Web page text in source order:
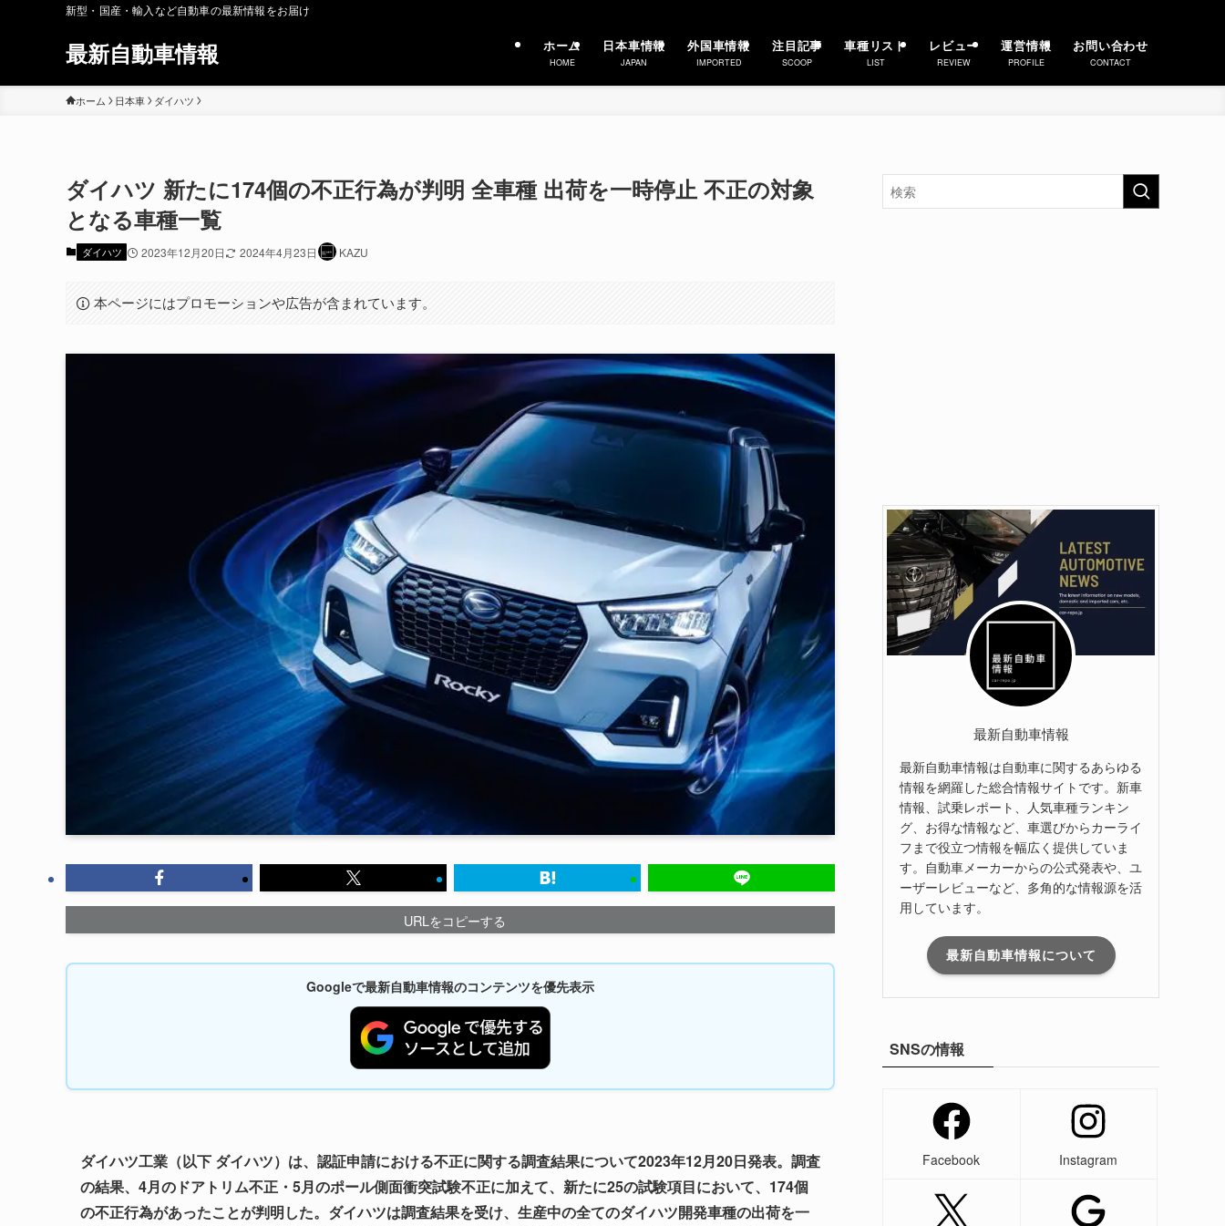
新型・国産・輸入など自動車の最新情報をお届け
最新自動車情報 ホーム
HOME
日本車情報
JAPAN
外国車情報
IMPORTED
注目記事
SCOOP
車種リスト
LIST
レビュー
REVIEW
運営情報
PROFILE
お問い合わせ
CONTACT
ホーム 日本車 ダイハツ
ダイハツ 新たに174個の不正行為が判明 全車種 出荷を一時停止 不正の対象
となる車種一覧
ダイハツ 2023年12月20日 2024年4月23日 KAZU
本ページにはプロモーションや広告が含まれています。
URLをコピーする
Googleで最新自動車情報のコンテンツを優先表示
ダイハツ工業（以下 ダイハツ）は、認証申請における不正に関する調査結果について2023年12月20日発表。調査
の結果、4月のドアトリム不正・5月のポール側面衝突試験不正に加えて、新たに25の試験項目において、174個
の不正行為があったことが判明した。ダイハツは調査結果を受け、生産中の全てのダイハツ開発車種の出荷を一
最新自動車情報
最新自動車情報は自動車に関するあらゆる
情報を網羅した総合情報サイトです。新車
情報、試乗レポート、人気車種ランキン
グ、お得な情報など、車選びからカーライ
フまで役立つ情報を幅広く提供していま
す。自動車メーカーからの公式発表や、ユ
ーザーレビューなど、多角的な情報源を活
用しています。
最新自動車情報について
SNSの情報
Facebook Instagram